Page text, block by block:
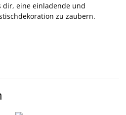
dir, eine einladende und
zu zaubern.